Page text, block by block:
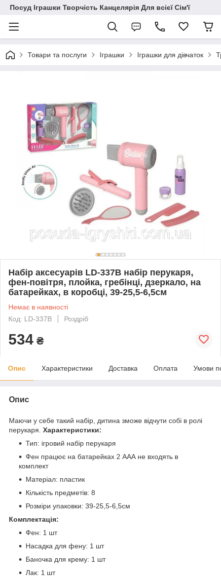
Посуд Іграшки Творчість Канцелярія Для всієї Сім'ї
Товари та послуги Іграшки Іграшки для дівчаток
Набір аксесуарів LD-337B набір перукаря,
фен-повітря, плойка, гребінці, дзеркало, на
батарейках, в коробці, 39-25,5-6,5см
Немає в наявності
Код: LD-337B
Роздріб
534 ₴
Опис Характеристики Доставка Оплата Умови
Опис
Маючи у себе такий набір, дитина зможе відчути собі в ролі
перукаря. Характеристики:
Тип: ігровий набір перукаря
Фен працює на батарейках 2 ААА не входять в
комплект
Матеріал: пластик
Кількість предметів: 8
Розміри упаковки: 39-25,5-6,5см
Комплектація:
Фен: 1 шт
Насадка для фену: 1 шт
Баночка для крему: 1 шт
Лак: 1 шт